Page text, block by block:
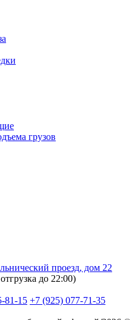
грузов
проезд, дом 22
до 22:00)
81-15 +7 (925) 077-71-35